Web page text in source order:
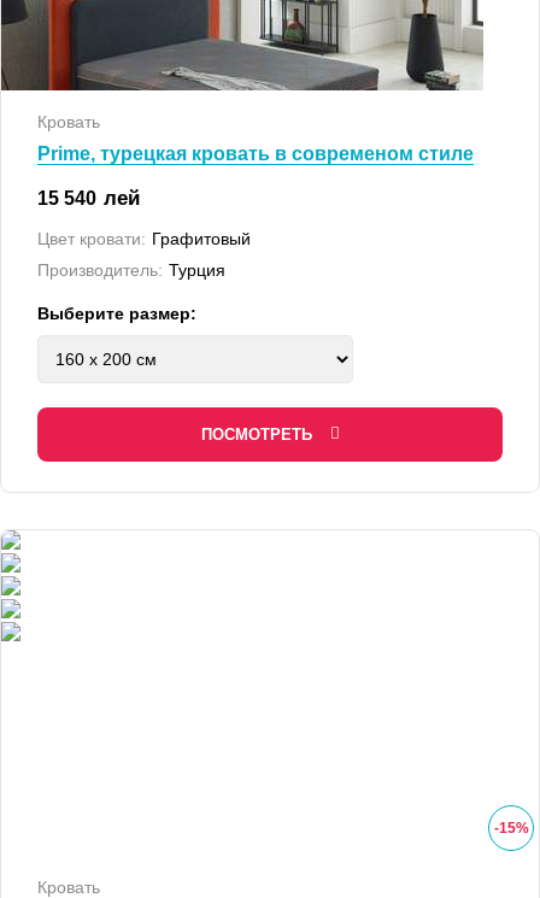
Кровать
Prime, турецкая кровать в современом стиле
15 540 лей
Цвет кровати: Графитовый
Производитель: Турция
Выберите размер:
ПОСМОТРЕТЬ
-15%
Кровать